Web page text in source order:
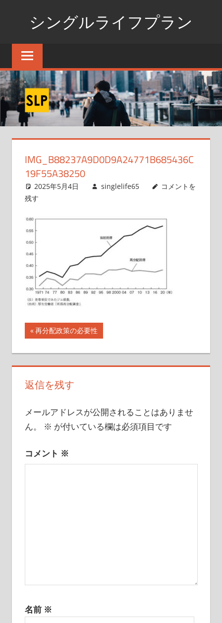
へ
ス
キ
ッ
シングルライフプラン
独
活
た
め
IMG_B88237A9D0D9A24771B685436C
19F55A38250
2025年5月4日 singlelife65
コメントを
残す
投
稿
ナ
ビ
ゲ
ー
シ
ョ
前
の
記
事:
再分配政策の必要性
返信を残す
メールアドレスが公開されることはありませ
ん。
※ が付いている欄は必須項目です
コメント ※
名前 ※